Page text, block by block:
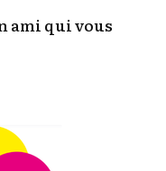
ami qui vous